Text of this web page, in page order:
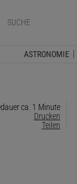
ASTRONOMIE
ca. 1 Minute
Drucken
Teilen